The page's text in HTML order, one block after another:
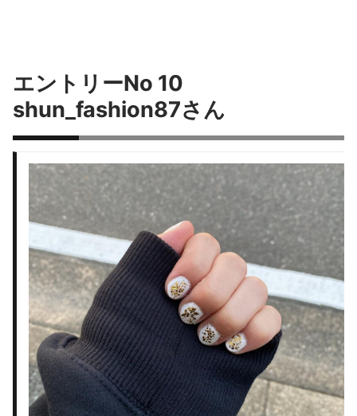
エントリーNo 10
shun_fashion87さん